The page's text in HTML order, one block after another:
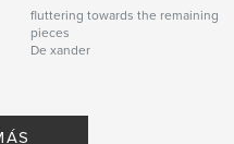
fluttering towards the remaining
pieces
De xander